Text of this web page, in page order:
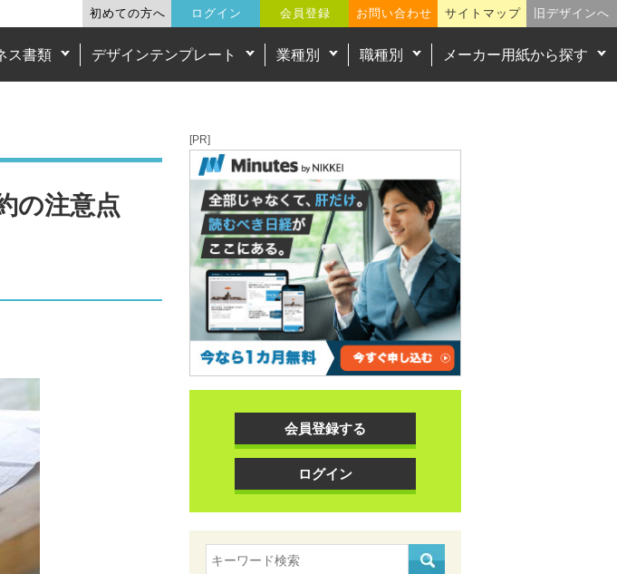
初めての方へ ログイン 会員登録 お問い合わせ サイトマップ 旧デザインへ
ス書類 デザインテンプレート 業種別 職種別 メーカー用紙から探す
の注意点
[PR]
会員登録する
ログイン